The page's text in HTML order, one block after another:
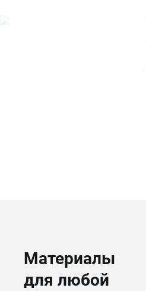
Материалы
для любой